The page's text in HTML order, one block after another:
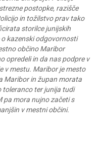
postopke, razišče
in tožilstvo prav tako
storilce junijskih
kazenski odgovornosti
občino Maribor
opredeli in da nas podpre v
v mestu. Maribor je mesto
Maribor in župan morata
toleranco ter junija tudi
pa mora nujno začeti s
v mestni občini.